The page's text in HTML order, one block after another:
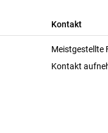
Kontakt
Meistgestellte
Kontakt